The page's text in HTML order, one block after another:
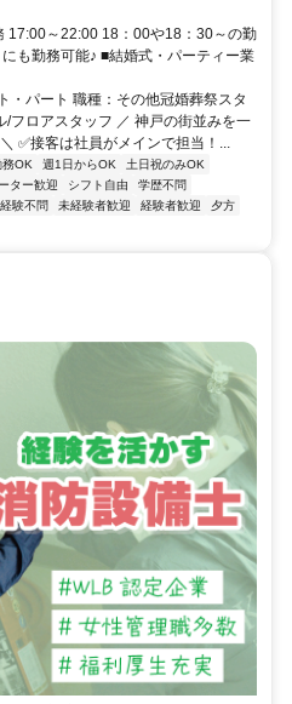
17:00～22:00 18：00や18：30～の勤
も勤務可能♪ ■結婚式・パーティー業
・パート 職種：その他冠婚葬祭スタ
/フロアスタッフ ／ 神戸の街並みを一
✅接客は社員がメインで担当！...
OK 週1日からOK
土日祝のみOK
ター歓迎 シフト自由
学歴不問
経験不問 未経験者歓迎 経験者歓迎
夕方